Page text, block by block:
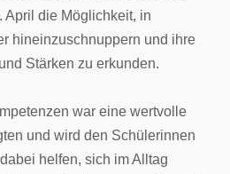
April die Möglichkeit, in
hineinzuschnuppern und ihre
Stärken zu erkunden.
war eine wertvolle
und wird den Schülerinnen
helfen, sich im Alltag